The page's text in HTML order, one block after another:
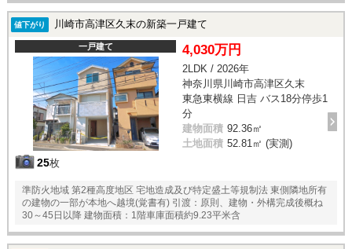
値下がり 川崎市高津区久末の新築一戸建て
一戸建て
25枚
4,030万円
2LDK / 2026年
神奈川県川崎市高津区久末
東急東横線 日吉 バス18分停歩1
分
建物面積 92.36㎡
土地面積 52.81㎡ (実測)
準防火地域 第2種高度地区 宅地造成及び特定盛土等規制法 東側隣地所有
の建物の一部が本地へ越境(覚書有) 引渡：原則、建物・外構完成後概ね
30～45日以降 建物面積：1階車庫面積約9.23平米含